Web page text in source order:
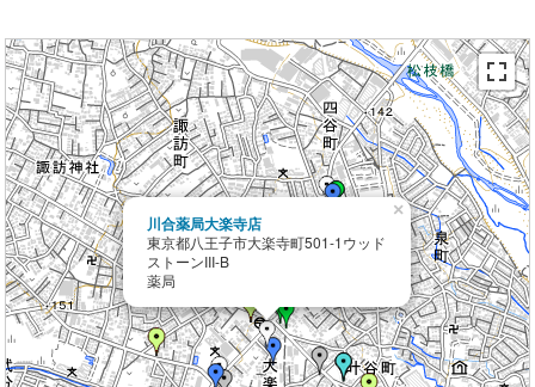
川合薬局大楽寺店
東京都八王子市大楽寺町501-1ウッド
ストーンIII-B
薬局
×